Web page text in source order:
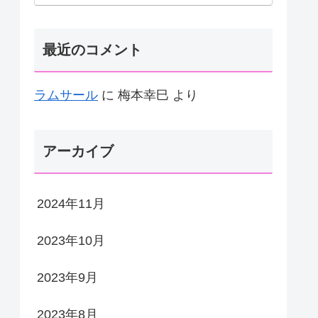
最近のコメント
ラムサール に 梅本幸巳 より
アーカイブ
2024年11月
2023年10月
2023年9月
2023年8月